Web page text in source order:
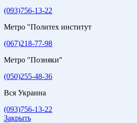
(093)756-13-22
Метро "Политех институт
(067)218-77-98
Метро "Позняки"
(050)255-48-36
Вся Украина
(093)756-13-22
Закрыть